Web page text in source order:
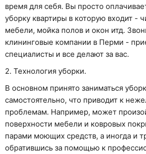
время для себя. Вы просто
уборку квартиры в которую входит -
мебели, мойка полов и окон итд.
клининговые компании в Перми -
специалисты и все делают за вас.
2. Технология уборки.
В основном принято заниматься
самостоятельно, что приводит к
проблемам. Например, может
поверхности мебели и ковровых
парами моющих средств, а иногда и
обратившись за помощью к